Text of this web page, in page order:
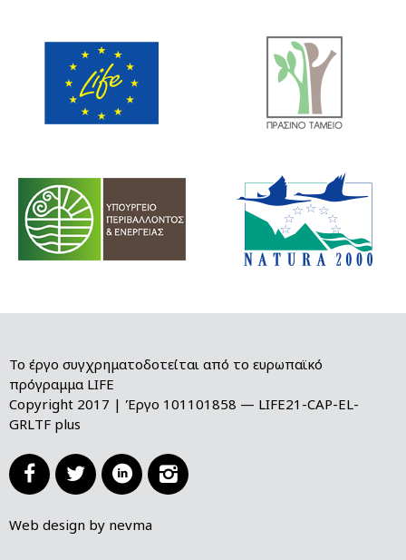
Το έργο συγχρηματοδοτείται από το ευρωπαϊκό
πρόγραμμα LIFE
Copyright 2017 | Έργο 101101858 — LIFE21-CAP-EL-
GRLTF plus
   
Web design by nevma